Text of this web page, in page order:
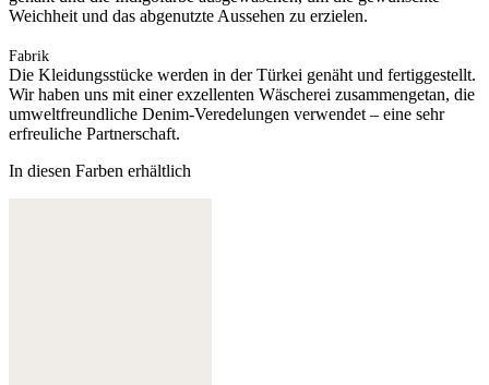
Weichheit und das abgenutzte Aussehen zu erzielen.
Fabrik
Die Kleidungsstücke werden in der Türkei genäht und fertiggestellt.
Wir haben uns mit einer exzellenten Wäscherei zusammengetan, die
umweltfreundliche Denim-Veredelungen verwendet – eine sehr
erfreuliche Partnerschaft.
In diesen Farben erhältlich